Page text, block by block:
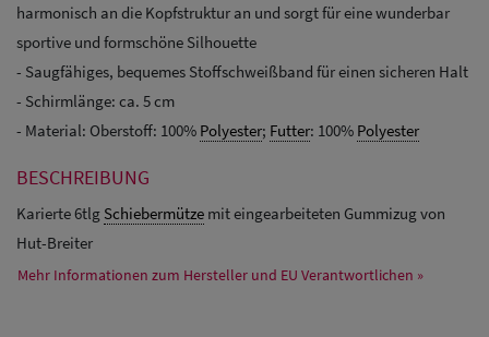
harmonisch an die Kopfstruktur an und sorgt für eine wunderbar
sportive und formschöne Silhouette
- Saugfähiges, bequemes Stoffschweißband für einen sicheren Halt
- Schirmlänge: ca. 5 cm
- Material: Oberstoff: 100% Polyester; Futter: 100% Polyester
BESCHREIBUNG
Karierte 6tlg Schiebermütze mit eingearbeiteten Gummizug von
Hut-Breiter
Mehr Informationen zum Hersteller und EU Verantwortlichen »